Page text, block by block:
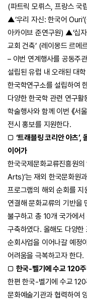
(파트릭 모뤼스, 프랑스 국
▲‘우리 자신: 한국어
아카이브 준연구원) ▲‘십
교회 건축’ (레이몽드 르메
– 이번 연계행사를 공동주
설립된 유럽 내 오래된 대
한국학연구소를 설립하여
다양한 한국학 관련 연구
학술행사와 함께 이번 《서
전시 홍보를 지원한다.
□ ‘트래블링 코리안 아츠’,
이어가
한국국제문화교류진흥원
Arts)’는 재외 한국문화원
프로그램의 해외 순회를
연결해 문화교류의 기반을
불구하고 총 10개 국가에
구축하였다. 올해도 다양
순회사업을 이어나갈 예정
어려움을 극복하고자 한다.
□ 한국-벨기에 수교 120주
한편 한국-벨기에 수교
문화예술기관과 협력하여